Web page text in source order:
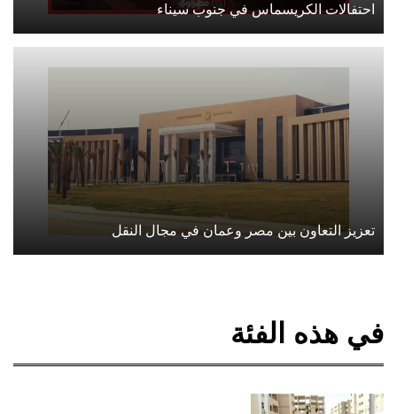
احتفالات الكريسماس في جنوب سيناء
تعزيز التعاون بين مصر وعمان في مجال النقل
في هذه الفئة